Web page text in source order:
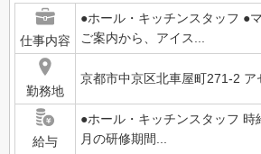
仕事内容
●ホール・キッチンスタッフ ●
ご案内から、アイス...
勤務地
京都市中京区北車屋町271-2 ア
給与
●ホール・キッチンスタッフ
月の研修期間...